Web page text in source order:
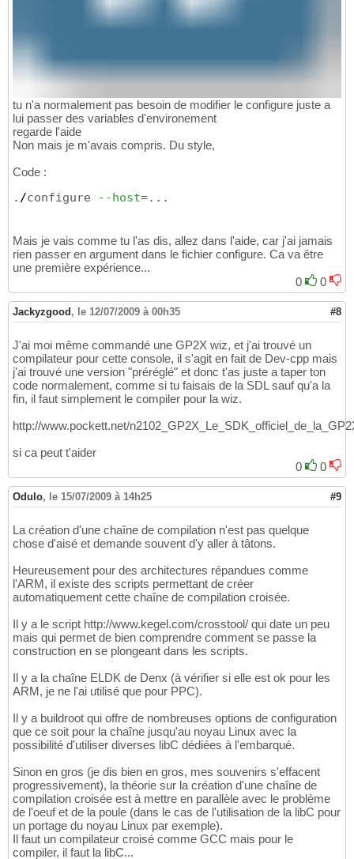
tu n'a normalement pas besoin de modifier le configure juste a
lui passer des variables d'environement
regarde l'aide
Non mais je m'avais compris. Du style,
Code :
. /configure --host=...
Mais je vais comme tu l'as dis, allez dans l'aide, car j'ai jamais
rien passer en argument dans le fichier configure. Ca va être
une première expérience...
0
0
Jackyzgood , le 12/07/2009 à 00h35 #8
J'ai moi même commandé une GP2X wiz, et j'ai trouvé un
compilateur pour cette console, il s'agit en fait de Dev-cpp mais
j'ai trouvé une version "préréglé" et donc t'as juste a taper ton
code normalement, comme si tu faisais de la SDL sauf qu'a la
fin, il faut simplement le compiler pour la wiz.
http://www.pockett.net/
si ca peut t'aider
0
0
Odulo, le 15/07/2009 à 14h25 #9
La création d'une chaîne de compilation n'est pas quelque
chose d'aisé et demande souvent d'y aller à tâtons.
Heureusement pour des architectures répandues comme
l'ARM, il existe des scripts permettant de créer
automatiquement cette chaîne de compilation croisée.
Il y a le script http://www.kegel.com/crosstool/ qui date un peu
mais qui permet de bien comprendre comment se passe la
construction en se plongeant dans les scripts.
Il y a la chaîne ELDK de Denx (à vérifier si elle est ok pour les
ARM, je ne l'ai utilisé que pour PPC).
Il y a buildroot qui offre de nombreuses options de configuration
que ce soit pour la chaîne jusqu'au noyau Linux avec la
possibilité d'utiliser diverses libC dédiées à l'embarqué.
Sinon en gros (je dis bien en gros, mes souvenirs s'effacent
progressivement), la théorie sur la création d'une chaîne de
compilation croisée est à mettre en parallèle avec le problème
de l'oeuf et de la poule (dans le cas de l'utilisation de la libC pour
un portage du noyau Linux par exemple).
Il faut un compilateur croisé comme GCC mais pour le
compiler, il faut la libC...